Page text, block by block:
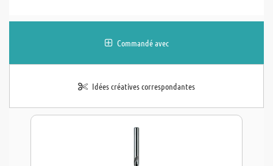
Commandé avec
Idées créatives correspondantes